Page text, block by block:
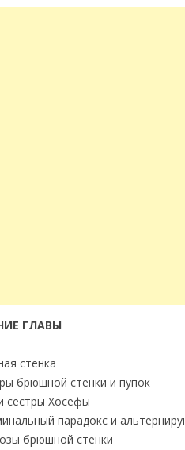
ГЛАВЫ
стенка
брюшной стенки и пупок
сестры Хосефы
парадокс и
брюшной стенки